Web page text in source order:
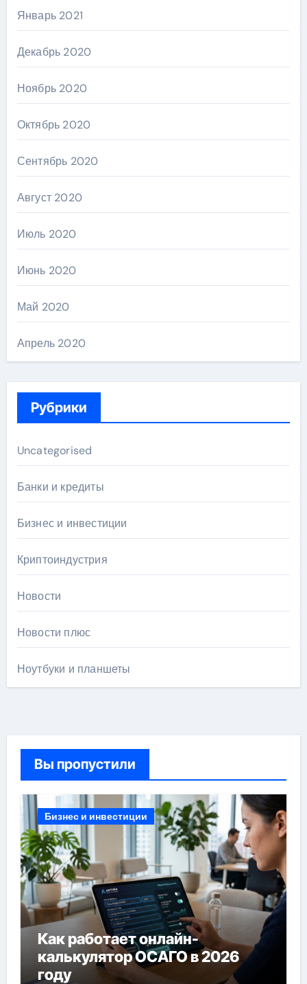
Январь 2021
Декабрь 2020
Ноябрь 2020
Октябрь 2020
Сентябрь 2020
Август 2020
Июль 2020
Июнь 2020
Май 2020
Апрель 2020
Рубрики
Uncategorised
Банки и кредиты
Бизнес и инвестиции
Криптоиндустрия
Новости
Новости плюс
Ноутбуки и планшеты
Вы пропустили
Бизнес и инвестиции
Как работает онлайн-
калькулятор ОСАГО в 2026
году